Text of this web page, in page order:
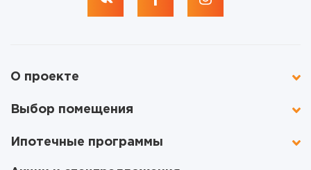
О проекте
Выбор помещения
Ипотечные программы